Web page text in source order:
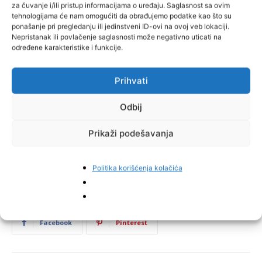
za čuvanje i/ili pristup informacijama o uređaju. Saglasnost sa ovim
tehnologijama će nam omogućiti da obrađujemo podatke kao što su
ponašanje pri pregledanju ili jedinstveni ID-ovi na ovoj veb lokaciji.
Nepristanak ili povlačenje saglasnosti može negativno uticati na
određene karakteristike i funkcije.
Prihvati
Odbij
Prikaži podešavanja
Politika korišćenja kolačića
Facebook Pinterest